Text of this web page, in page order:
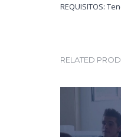
REQUISITOS:
RELATED